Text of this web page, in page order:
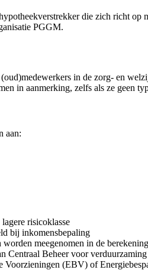
die zich richt
PGGM.
in de zorg- en
in aanmerking, zelfs als ze geen
aan:
risicoklasse
bij inkomensbepaling
meegenomen in de berekening
Centraal Beheer voor verduurzaming
Voorzieningen (EBV) of